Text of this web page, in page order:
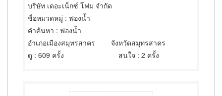
บริษัท เดอะเน็กซ์ โฟม จำกัด
ชื่อหมวดหมู่ : ฟองน้ำ
คำค้นหา : ฟองน้ำ
อำเภอเมืองสมุทรสาคร
จังหวัดสมุทรสาคร
ดู : 609 ครั้ง สนใจ : 2 ครั้ง